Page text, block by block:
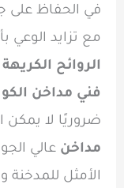
في الحفاظ على
مع تزايد الوعي
الروائح الكريهة
فني مداخن
ضروريًا لا يمكن
مداخن عالي
الأمثل للمدخنة